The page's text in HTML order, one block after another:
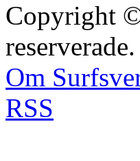
Copyright
reserverade.
Om
RSS